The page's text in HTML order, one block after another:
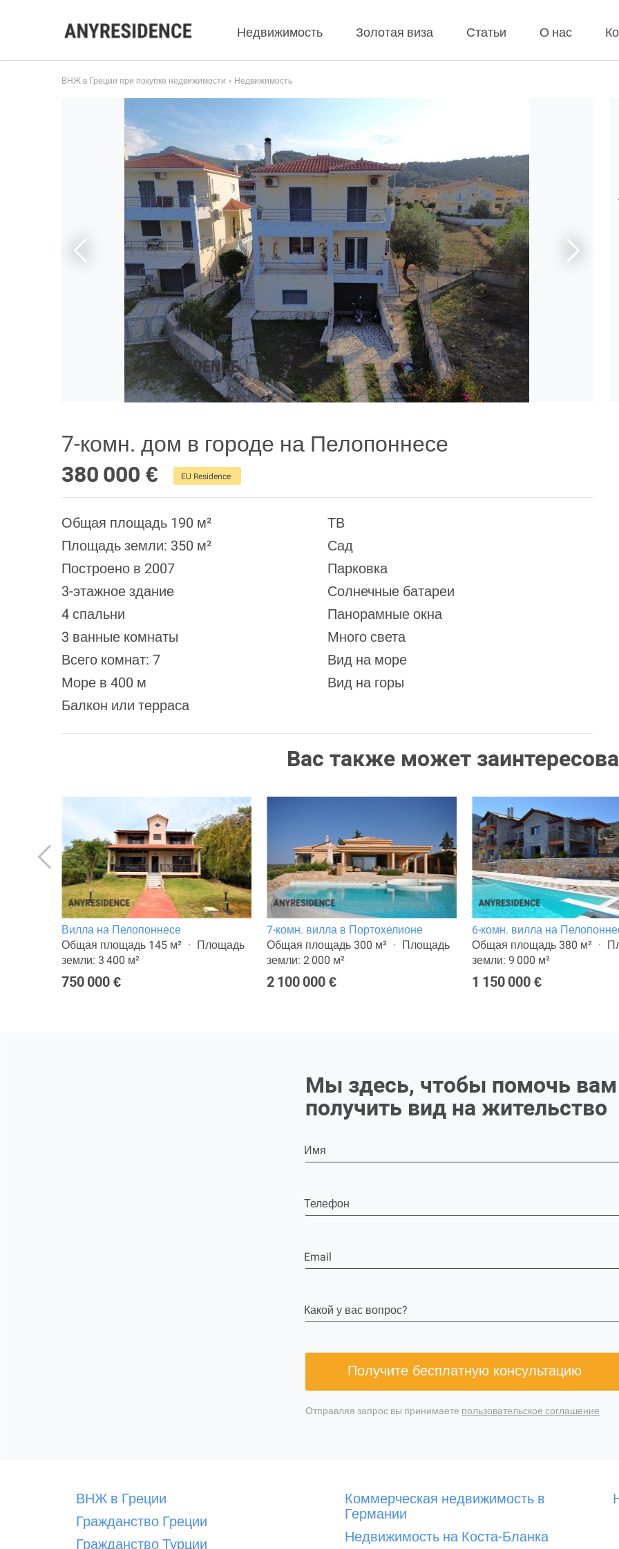
Недвижимость Золотая виза Статьи О нас
ВНЖ в Греции при покупке недвижимости Недвижимость
7-комн. дом в городе на Пелопоннесе
380 000 €
EU Residence
Общая площадь 190 м²
Площадь земли: 350 м²
Построено в 2007
3-этажное здание
4 спальни
3 ванные комнаты
Всего комнат: 7
Море в 400 м
Балкон или терраса
ТВ
Сад
Парковка
Солнечные батареи
Панорамные окна
Много света
Вид на море
Вид на горы
Вас также может
Вилла на Пелопоннесе
Общая площадь 145 м²
Площадь
земли: 3 400 м²
750 000 €
7-комн. вилла в Портохелионе
Общая площадь 300 м²
Площадь
земли: 2 000 м²
2 100 000 €
6-комн. вилла на
Общая площадь 380 м²
земли: 9 000 м²
1 150 000 €
Мы здесь, чтобы помочь вам
получить вид на жительство
Имя
Телефон
Email
Какой у вас вопрос?
Получите бесплатную консультацию
Отправляя запрос вы принимаете пользовательское соглашение
ВНЖ в Греции
Гражданство Греции
Гражданство Турции
Коммерческая недвижимость в
Германии
Недвижимость на Коста-Бланка